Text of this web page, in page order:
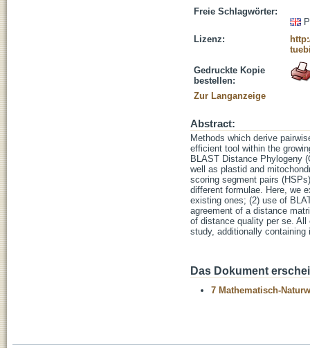
Freie Schlagwörter:
Lizenz:
Gedruckte Kopie
bestellen:
Zur Langanzeige
Abstract:
Methods which derive
efficient tool within the
BLAST Distance Phylogeny
well as plastid and
scoring segment pairs
different formulae. Here, we
existing ones; (2) use of
agreement of a distance
of distance quality per se. All
study, additionally
Das Dokument
7 Mathematisch-